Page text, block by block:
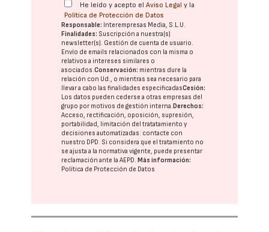
He leído y acepto elAviso Legal y la
Política de Protección de Datos
Responsable: Interempresas Media, S.L.U.
Finalidades: Suscripción a nuestra(s)
newsletter(s). Gestión de cuenta de usuario.
Envío de emails relacionados con la misma o
relativos a intereses similares o
asociados.Conservación: mientras dure la
relación con Ud., o mientras sea necesario para
llevar a cabo las finalidades especificadasCesión:
Los datos pueden cederse a otras empresas del
grupo por motivos de gestión interna. Derechos:
Acceso, rectificación, oposición, supresión,
portabilidad, limitación del tratatamiento y
decisiones automatizadas: contacte con
nuestro DPD. Si considera que el tratamiento no
se ajusta a la normativa vigente, puede presentar
reclamación ante laAEPD. Más información:
Política de Protección de Datos